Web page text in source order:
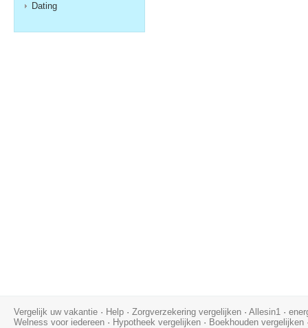
Dating
Vergelijk uw vakantie · Help · Zorgverzekering vergelijken · Allesin1 ·
Welness voor iedereen· Hypotheek vergelijken· Boekhouden vergelijken